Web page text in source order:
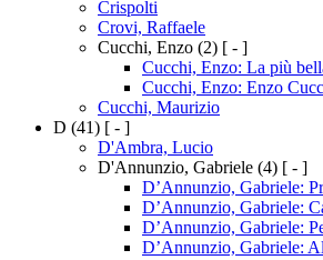
Crispolti
Crovi, Raffaele
Cucchi, Enzo (2) [ - ]
Cucchi, Enzo: La più
Cucchi, Enzo: Enzo
Cucchi, Maurizio
D (41) [ - ]
D'Ambra, Lucio
D'Annunzio, Gabriele (4) [ - ]
D’Annunzio, Gabriele:
D’Annunzio, Gabriele:
D’Annunzio, Gabriele:
D’Annunzio, Gabriele: